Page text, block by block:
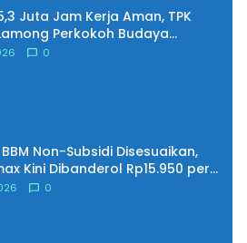
Juta Jam Kerja Aman, TPK
Perkokoh Budaya
Kerja
0
Non-Subsidi Disesuaikan,
Kini Dibanderol Rp15.950 per
0